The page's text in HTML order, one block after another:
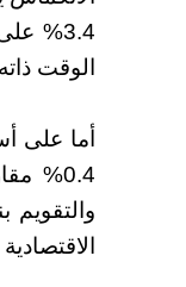
3.4%
الوقت ذاته،
أما على
0.4%